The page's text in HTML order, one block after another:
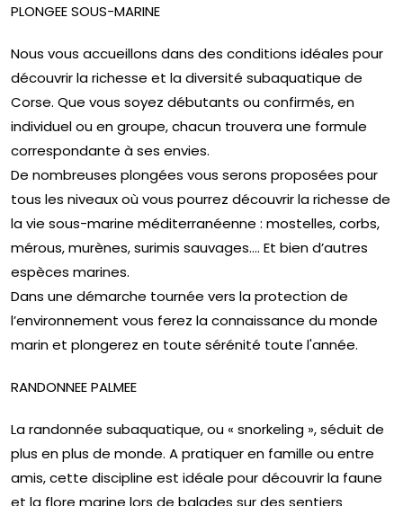
PLONGEE SOUS-MARINE
Nous vous accueillons dans des conditions idéales pour
découvrir la richesse et la diversité subaquatique de
Corse. Que vous soyez débutants ou confirmés, en
individuel ou en groupe, chacun trouvera une formule
correspondante à ses envies.
De nombreuses plongées vous serons proposées pour
tous les niveaux où vous pourrez découvrir la richesse de
la vie sous-marine méditerranéenne : mostelles, corbs,
mérous, murènes, surimis sauvages…. Et bien d’autres
espèces marines.
Dans une démarche tournée vers la protection de
l’environnement vous ferez la connaissance du monde
marin et plongerez en toute sérénité toute l'année.
RANDONNEE PALMEE
La randonnée subaquatique, ou « snorkeling », séduit de
plus en plus de monde. A pratiquer en famille ou entre
amis, cette discipline est idéale pour découvrir la faune
et la flore marine lors de balades sur des sentiers